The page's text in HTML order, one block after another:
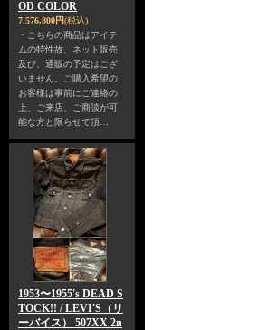
OD COLOR
7,576,800円(税込)
・こちらの商品はアイテ
ムの特性故、ネット販売
及び、通販の予定はござ
いません。ご購入希望の
お客様は事前にご連絡の
上、ご来店、ご商談が可
能な方と限らせて頂…
1953〜1955's DEAD S
TOCK!! / LEVI'S（リ
ーバイス） 507XX 2n